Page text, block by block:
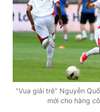
"Vua giải trẻ" Nguyễn
mới cho hàng